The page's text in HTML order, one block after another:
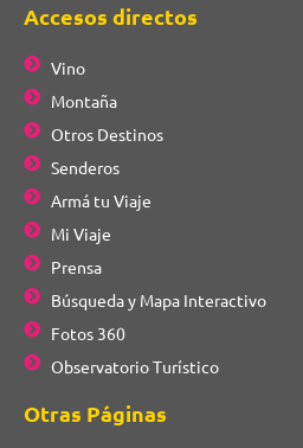
Accesos directos
Vino
Montaña
Otros Destinos
Senderos
Armá tu Viaje
Mi Viaje
Prensa
Búsqueda y Mapa Interactivo
Fotos 360
Observatorio Turístico
Otras Páginas